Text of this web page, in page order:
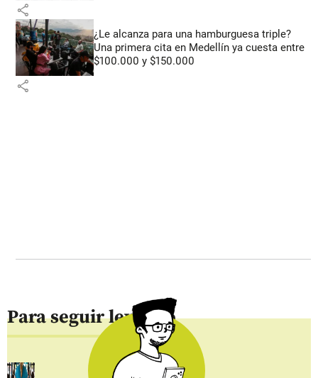
share
¿Le alcanza para una hamburguesa triple?
Una primera cita en Medellín ya cuesta entre
$100.000 y $150.000
share
Para seguir leyendo